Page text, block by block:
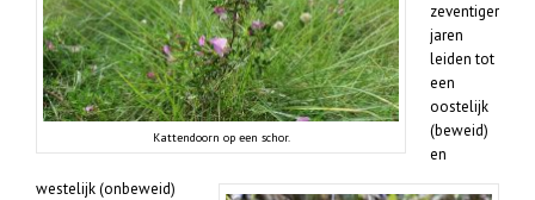
Kattendoorn op een schor.
zeventiger
jaren
leiden tot
een
oostelijk
(beweid)
en
westelijk (onbeweid)